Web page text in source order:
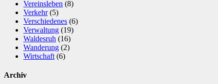
Vereinsleben (8)
Verkehr(5)
Verschiedenes (6)
Verwaltung (19)
Waldesruh (16)
Wanderung (2)
Wirtschaft (6)
Archiv